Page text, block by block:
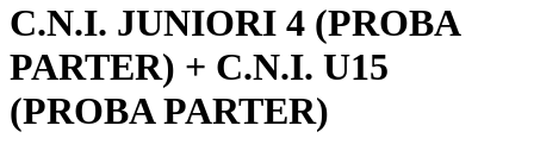
C.N.I. JUNIORI 4 (PROBA
PARTER) + C.N.I. U15
(PROBA PARTER)